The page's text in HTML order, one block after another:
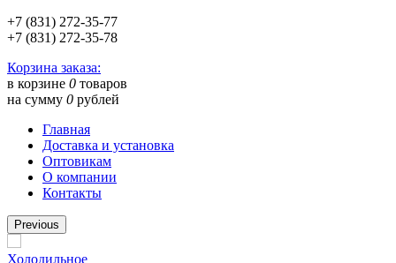
+7 (831) 272-35-77
+7 (831) 272-35-78
Корзина заказа:
в корзине 0 товаров
на сумму 0 рублей
Главная
Доставка и установка
Оптовикам
О компании
Контакты
Previous
Холодильное